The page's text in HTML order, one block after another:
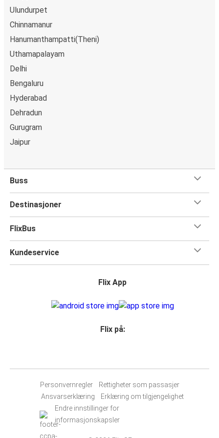
Ulundurpet
Chinnamanur
Hanumanthampatti(Theni)
Uthamapalayam
Delhi
Bengaluru
Hyderabad
Dehradun
Gurugram
Jaipur
Buss
Destinasjoner
FlixBus
Kundeservice
Flix App
Flix på:
Personvernregler
Rettigheter som passasjer
Ansvarserklæring
Erklæring om tilgjengelighet
Endre innstillinger for
informasjonskapsler